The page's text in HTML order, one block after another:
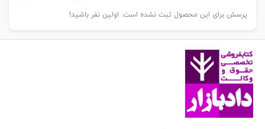
پرسش برای این محصول ثبت نشده است. اولین نفر باشید!